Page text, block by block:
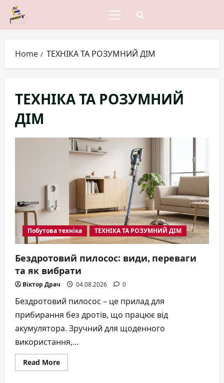
Skip
content
Primary
Menu
Home ТЕХНІКА ТА РОЗУМНИЙ ДІМ
ТЕХНІКА ТА РОЗУМНИЙ
ДІМ
Побутова техніка ТЕХНІКА ТА РОЗУМНИЙ ДІМ
Бездротовий пилосос: види, переваги
та як вибрати
Віктор Драч 04.08.2026 0
Бездротовий пилосос – це прилад для
прибирання без дротів, що працює від
акумулятора. Зручний для щоденного
використання,...
Read MoreRead
more